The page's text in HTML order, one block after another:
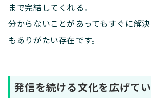
まで完結してくれる。
分からないことがあってもすぐに解
もありがたい存在です。
発信を続ける文化を広げてい